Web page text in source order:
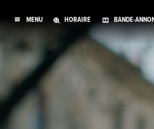
MENU HORAIRE BANDE-